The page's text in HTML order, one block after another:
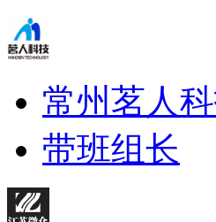
常州茗人
带班组长